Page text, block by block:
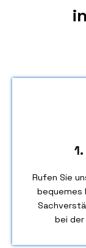
Rufen Sie
bequemes
bei